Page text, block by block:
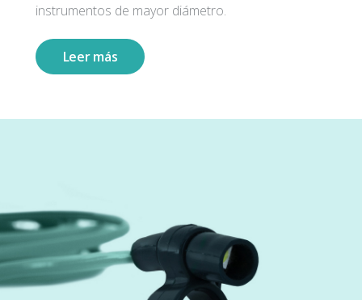
instrumentos de mayor diámetro.
Leer más